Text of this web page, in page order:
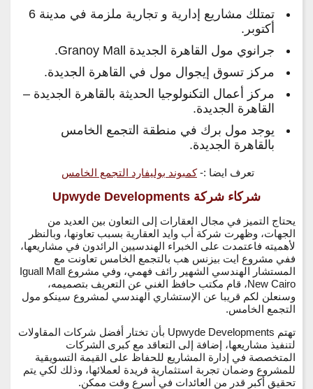
تمتلك مشاريع إدارية و تجارية ملزمة في مدينة 6
أكتوبر.
جرانوي مول القاهرة الجديدة Granoy Mall.
مركز تسوق إيجوال مول في القاهرة الجديدة.
مركز أعمال التكنولوجيا الحديثة بالقاهرة الجديدة –
القاهرة الجديدة.
يوجد مول برك في منطقة التجمع الخامس
بالقاهرة الجديدة.
تعرف ايضا :-كمبوند بوليفارد التجمع الخامس
شركاء شركة Upwyde Developments
يحتاج التميز في مجال العقارات إلى التعاون بين العديد من
الجهات، وظهرت شركة أب وايد العقارية بسبب تعاونها، وبالنظر
لأهميته فاعتمدت على الخبراء الهندسيين الرائدون في مشاريعها،
ففي مشروع ايت بيزنس هب بالتجمع الخامس تعاونت مع
المستشار الهندسي الشهير رائف فهمي، وفي مشروع Iguall Mall
New Cairo، قام مكتب حافظ الغني عن التعريف بتصميمه،
وسنعلن لكم قريبا عن الإستشاري الهندسي لمشروع سينكو مول
التجمع الخامس.
تهتم Upwyde Developments بأن تختار أفضل شركات المقاولات
لتنفيذ مشاريعها، إضافة إلى التعاقد مع كبرى الشركات
المتخصصة في إدارة المشاريع للحفاظ على القيمة التسويقية
للمشروع وضمان تجربة استثمارية فريدة لعملائها، وذلك لكي يتم
تحقيق أكبر قدر من العائدات في أسرع وقت ممكن.